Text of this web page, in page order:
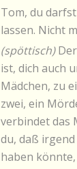
Tom, du
lassen. Nicht
(spöttisch)Der
ist, dich auch
Mädchen, zu
zwei, ein
verbindet das
du, daß
haben